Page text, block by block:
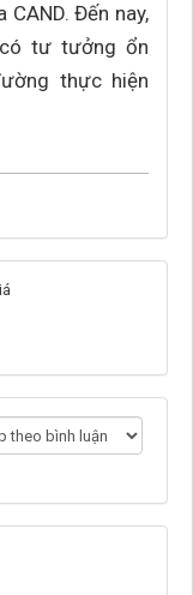
Đến nay,
tư tưởng ổn
thực hiện